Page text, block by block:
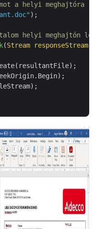
a helyi meghajtóra
);
helyi meghajtón
(Stream